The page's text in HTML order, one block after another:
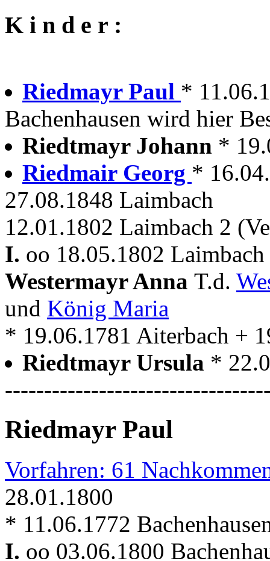
K i n d e r :
Riedmayr Paul *
Bachenhausen wird hier
Riedtmayr Johann *
Riedmair Georg *
27.08.1848 Laimbach
12.01.1802 Laimbach 2
I. oo 18.05.1802
Westermayr Anna T.d.
und König Maria
* 19.06.1781 Aiterbach +
Riedtmayr Ursula *
Riedmayr Paul
Vorfahren: 61
28.01.1800
* 11.06.1772
I. oo 03.06.1800